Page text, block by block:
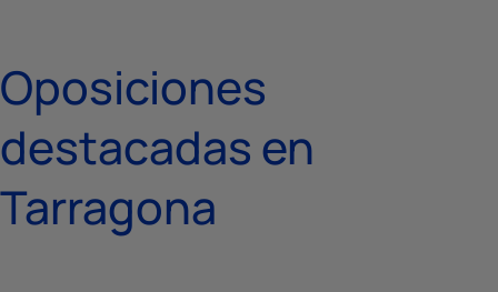
Oposiciones
destacadas en
Tarragona